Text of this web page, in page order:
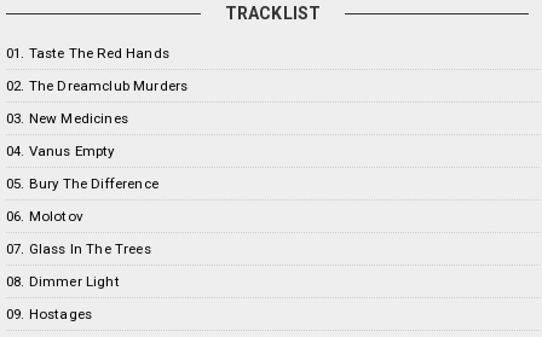
TRACKLIST
01. Taste The Red Hands
02. The Dreamclub Murders
03. New Medicines
04. Vanus Empty
05. Bury The Difference
06. Molotov
07. Glass In The Trees
08. Dimmer Light
09. Hostages